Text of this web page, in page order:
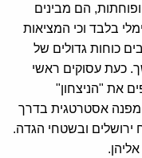
הם מבינים
בלבד וכי המציאות
כוחות גדולים של
כעת עסוקים ראשי
את "הניצחון"
מפנה אסטרטגית בדרך
ובשטחי הגדה.